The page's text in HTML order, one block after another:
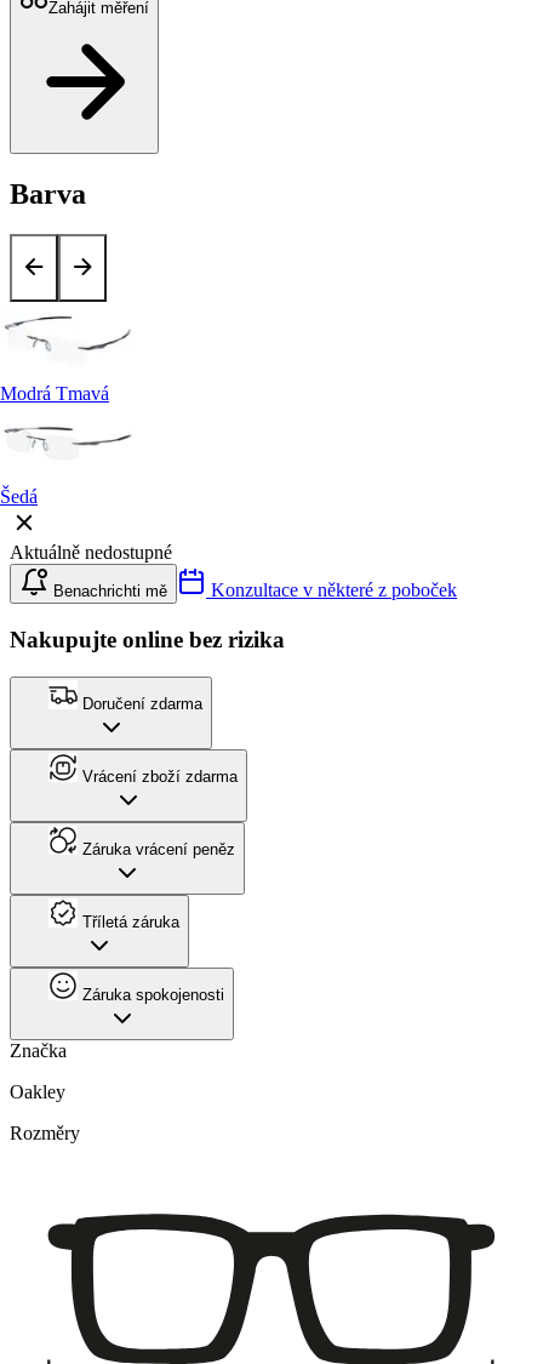
Zahájit měření
Barva
Modrá Tmavá
Šedá
Aktuálně nedostupné
Benachrichti mě Konzultace v některé z poboček
Nakupujte online bez rizika
Doručení zdarma
Vrácení zboží zdarma
Záruka vrácení peněz
Tříletá záruka
Záruka spokojenosti
Značka
Oakley
Rozměry